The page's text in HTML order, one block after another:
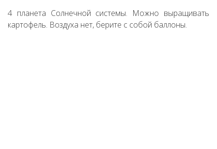
4 планета Солнечной системы. Можно выращивать
картофель. Воздуха нет, берите с собой баллоны.